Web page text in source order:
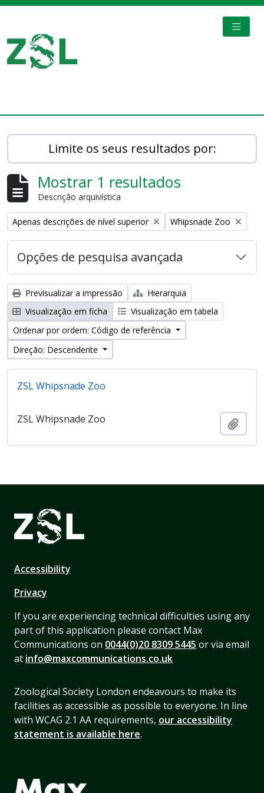
Limite os seus resultados por:
Mostrar 1 resultados
Descrição arquivística
Remove filter:
Apenas descrições de nível superior Remove filter:
Whipsnade Zoo
Opções de pesquisa avançada
Previsualizar a impressão
Hierarquia
Visualização em ficha
Visualização em tabela
Ordenar por ordem: Código de referência
Direção: Descendente
ZSL Whipsnade Zoo
ZSL Whipsnade Zoo
Accessibility
Privacy
If you are experiencing technical difficulties using any
part of this application please contact Max
Communications on 0044(0)20 8309 5445 or via email
at info@maxcommunications.co.uk
Zoological Society London endeavours to make its
facilities as accessible as possible to everyone. In line
with WCAG 2.1 AA requirements, our accessibility
statement is available here.